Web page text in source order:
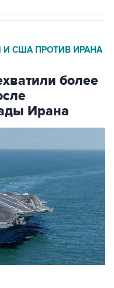
И США ПРОТИВ ИРАНА
более
Ирана